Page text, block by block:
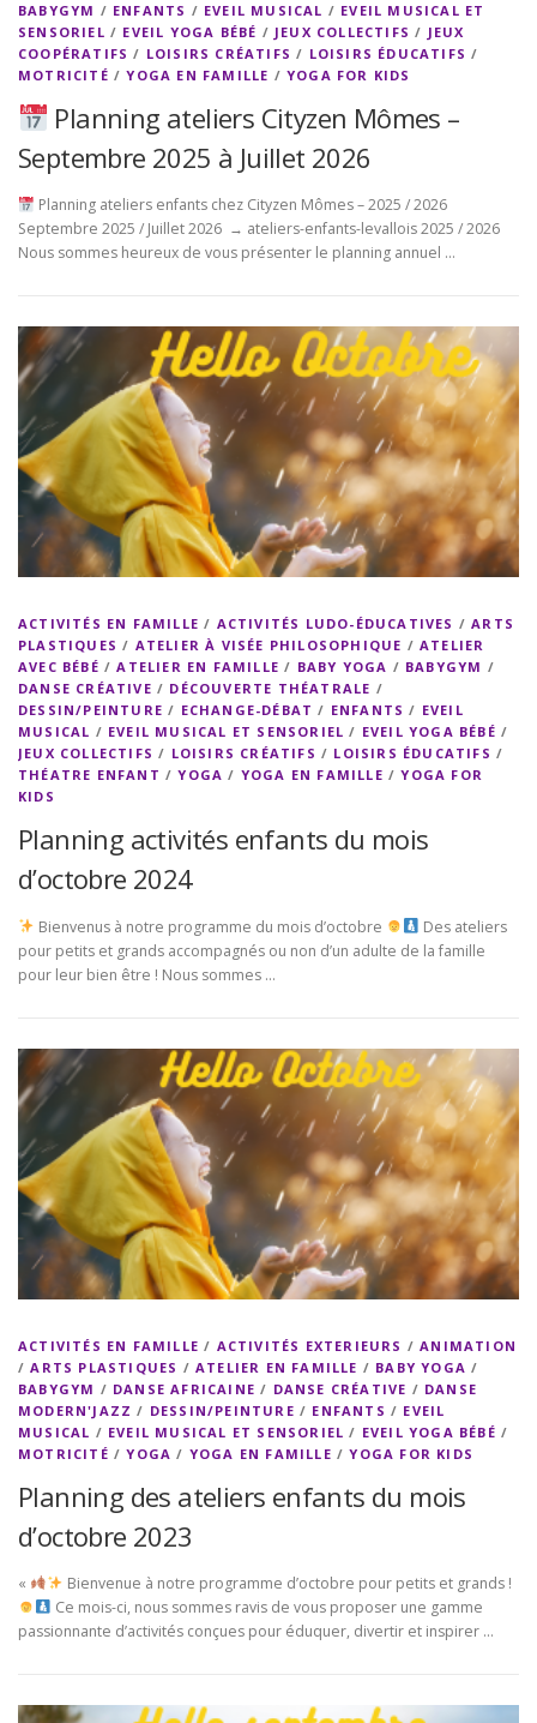
BABYGYM / ENFANTS / EVEIL MUSICAL / EVEIL MUSICAL ET
SENSORIEL / EVEIL YOGA BÉBÉ / JEUX COLLECTIFS / JEUX
COOPÉRATIFS / LOISIRS CRÉATIFS / LOISIRS ÉDUCATIFS /
MOTRICITÉ /YOGA EN FAMILLE /YOGA FOR KIDS
Planning ateliers Cityzen Mômes –
Septembre 2025 à Juillet 2026
Planning ateliers enfants chez Cityzen Mômes – 2025 / 2026
Septembre 2025 / Juillet 2026 → ateliers-enfants-levallois 2025 / 2026
Nous sommes heureux de vous présenter le planning annuel …
ACTIVITÉS EN FAMILLE / ACTIVITÉS LUDO-ÉDUCATIVES /ARTS
PLASTIQUES / ATELIER À VISÉE PHILOSOPHIQUE /ATELIER
AVEC BÉBÉ /ATELIER EN FAMILLE / BABY YOGA / BABYGYM /
DANSE CRÉATIVE / DÉCOUVERTE THÉATRALE /
DESSIN/PEINTURE / ECHANGE-DÉBAT / ENFANTS / EVEIL
MUSICAL / EVEIL MUSICAL ET SENSORIEL / EVEIL YOGA BÉBÉ /
JEUX COLLECTIFS / LOISIRS CRÉATIFS / LOISIRS ÉDUCATIFS /
THÉATRE ENFANT /YOGA / YOGA EN FAMILLE /YOGA FOR
KIDS
Planning activités enfants du mois
d’octobre 2024
Bienvenus à notre programme du mois d’octobre
Des ateliers
pour petits et grands accompagnés ou non d’un adulte de la famille
pour leur bien être ! Nous sommes …
ACTIVITÉS EN FAMILLE / ACTIVITÉS EXTERIEURS /ANIMATION
/ARTS PLASTIQUES /ATELIER EN FAMILLE / BABY YOGA /
BABYGYM / DANSE AFRICAINE / DANSE CRÉATIVE / DANSE
MODERN'JAZZ / DESSIN/PEINTURE / ENFANTS / EVEIL
MUSICAL / EVEIL MUSICAL ET SENSORIEL / EVEIL YOGA BÉBÉ /
MOTRICITÉ /YOGA / YOGA EN FAMILLE /YOGA FOR KIDS
Planning des ateliers enfants du mois
d’octobre 2023
«
Bienvenue à notre programme d’octobre pour petits et grands !
Ce mois-ci, nous sommes ravis de vous proposer une gamme
passionnante d’activités conçues pour éduquer, divertir et inspirer …